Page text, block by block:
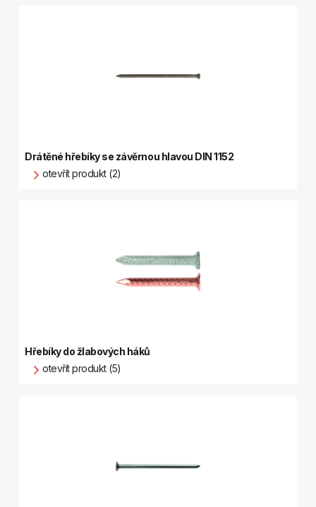
Drátěné hřebíky se závěrnou hlavou DIN 1152
otevřít produkt (2)
Hřebíky do žlabových háků
otevřít produkt (5)